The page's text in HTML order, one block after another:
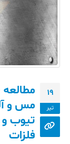
19
تیر
مس و
تیوب و
فلزات